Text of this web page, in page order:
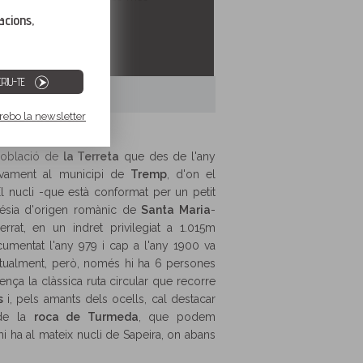
TE
la newsletter
de la Terreta que des de l'any
al municipi de Tremp, d'on el
nucli -que està conformat per un petit
d'origen romànic de Santa Maria-
en un indret privilegiat a 1.015m
l'any 979 i cap a l'any 1900 va
però, només hi ha 6 persones
la clàssica ruta circular que recorre
i, pels amants dels ocells, cal destacar
la roca de Turmeda , que podem
ha al mateix nucli de Sapeira, on abans